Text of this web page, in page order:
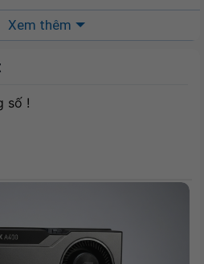
cho thời gian đọc, ghi và
BẠN TẠO
PC MADE
Windows, mở và truyền tệp,
bao giờ hết.
Xem thêm
số !